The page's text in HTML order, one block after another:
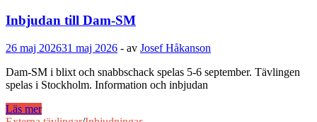
spelas
Falköping
Inbjudan till Dam-SM
26 maj 202631 maj 2026 - av Josef Håkanson
Dam-SM i blixt och snabbschack spelas 5-6 september. Tävlingen
spelas i Stockholm. Information och inbjudan
Inbjudan
Läs mer